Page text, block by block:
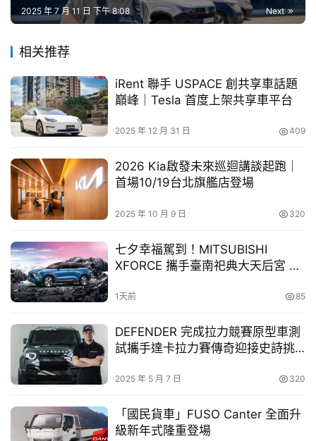
百
大
中
古
車
買
車
幫
忙
跨
界
玩
C
A
蓋鑲嵌全彩保時捷盾型徽飾、燻黑高解析度LED 矩陣式頭
燈系統、LED ‘PORSCHE’ 字樣車門投影燈、含記憶套件的
雙前座十四向電動調整舒適座椅，座椅頭枕施以保時捷盾型
物空間套件與黑色柔感真皮內裝[1]。
Black Edition 多樣車色選擇
於 Shades 車色中挑選，車色選項包括：金屬石英灰
（Quartzite Grey Metallic）、金屬釩灰（Vanadium
Grey Metallic）、金屬白雲石銀色（Dolomite Silver
車主亦可加價選擇 Legends、Dreams 或 Contrasts 系列
車色，或透過 Paint to Sample 與 Paint to Sample
Plus 計畫進行專屬色彩訂製。內裝也可選配其他配色，如
板岩灰色（Slate Grey）真皮，或雙色配置。
Next
2025 年 7 月 11 日 下午 8:08
相关推荐
iRent 聯手 USPACE 創共享車話題
巔峰｜Tesla 首度上架共享車平台
2025 年 12 月 31 日 409
2026 Kia啟發未來巡迴講談起跑｜
首場10/19台北旗艦店登場
2025 年 10 月 9 日 320
七夕幸福駕到！MITSUBISHI
XFORCE 攜手臺南祀典大天后宮 試
1天前 85
DEFENDER 完成拉力競賽原型車測
試攜手達卡拉力賽傳奇迎接史詩挑
2025 年 5 月 7 日 320
「國民貨車」FUSO Canter 全面升
級新年式隆重登場